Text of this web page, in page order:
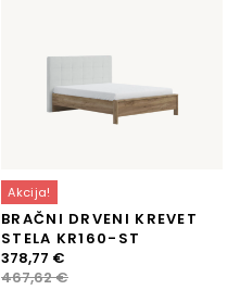
Akcija!
BRAČNI DRVENI KREVET
STELA KR160-ST
467,62€
Izvorna
cijena
378,77 €
Trenutna
cijena